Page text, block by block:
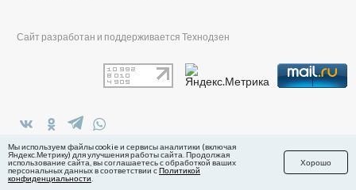
в Яндекс.Дзен
Сайт разработан и поддерживается Технодзен
Мы используем файлы cookie и сервисы аналитики (включая
Яндекс.Метрику) для улучшения работы сайта. Продолжая
использование сайта, вы соглашаетесь с обработкой ваших
персональных данных в соответствии сПолитикой
конфиденциальности
Хорошо